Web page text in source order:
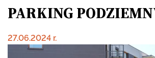
PARKING
27.06.2024 r.